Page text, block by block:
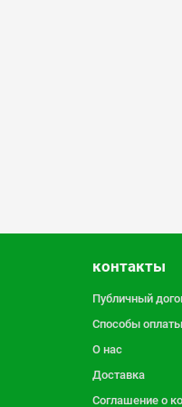
контакты
Публичный
Способы оплаты
О нас
Доставка
Соглашение о